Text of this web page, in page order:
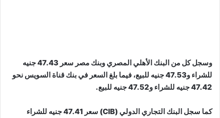
وسجل كل من البنك الأهلي المصري وبنك مصر سعر 47.43 جنيه
للشراء و47.53 جنيه للبيع، فيما بلغ السعر في بنك قناة السويس نحو
47.42 جنيه للشراء و47.52 جنيه للبيع.
كما سجل البنك التجاري الدولي (CIB) سعر 47.41 جنيه للشراء